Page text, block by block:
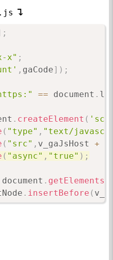
;
x" ;
, gaCode] ) ;
== document .
. createElement (
( "type" , "text/
( "src" , v_gaJsHost +
( "async" , "true" ) ;
document .
. insertBefore (